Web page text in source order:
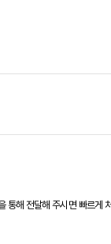
해 전달해 주시면 빠르게